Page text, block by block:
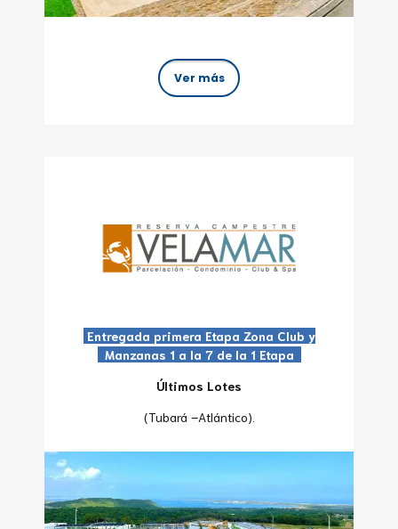
Ver más
Entregada primera Etapa Zona Club y
Manzanas 1 a la 7 de la 1 Etapa
Últimos Lotes
(Tubará –Atlántico).